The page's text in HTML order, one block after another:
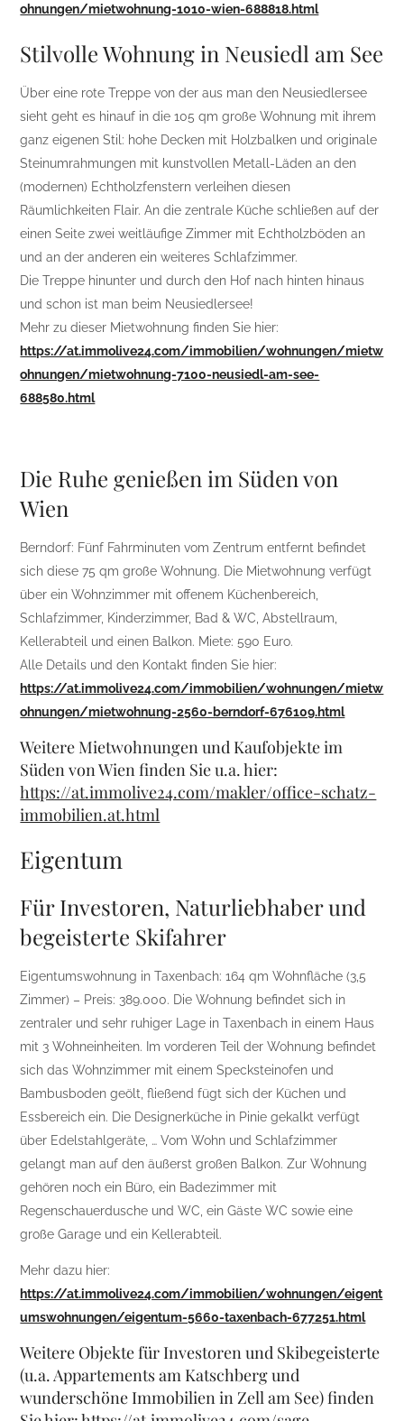
ohnungen/mietwohnung-1010-wien-688818.html
Stilvolle Wohnung in Neusiedl am See
Über eine rote Treppe von der aus man den Neusiedlersee
sieht geht es hinauf in die 105 qm große Wohnung mit ihrem
ganz eigenen Stil: hohe Decken mit Holzbalken und originale
Steinumrahmungen mit kunstvollen Metall-Läden an den
(modernen) Echtholzfenstern verleihen diesen
Räumlichkeiten Flair. An die zentrale Küche schließen auf der
einen Seite zwei weitläufige Zimmer mit Echtholzböden an
und an der anderen ein weiteres Schlafzimmer.
Die Treppe hinunter und durch den Hof nach hinten hinaus
und schon ist man beim Neusiedlersee!
Mehr zu dieser Mietwohnung finden Sie hier:
https://at.immolive24.com/immobilien/wohnungen/mietw
ohnungen/mietwohnung-7100-neusiedl-am-see-
688580.html
Die Ruhe genießen im Süden von
Wien
Berndorf: Fünf Fahrminuten vom Zentrum entfernt befindet
sich diese 75 qm große Wohnung. Die Mietwohnung verfügt
über ein Wohnzimmer mit offenem Küchenbereich,
Schlafzimmer, Kinderzimmer, Bad & WC, Abstellraum,
Kellerabteil und einen Balkon. Miete: 590 Euro.
Alle Details und den Kontakt finden Sie hier:
https://at.immolive24.com/immobilien/wohnungen/mietw
ohnungen/mietwohnung-2560-berndorf-676109.html
Weitere Mietwohnungen und Kaufobjekte im
Süden von Wien finden Sie u.a. hier:
https://at.immolive24.com/makler/office-schatz-
immobilien.at.html
Eigentum
Für Investoren, Naturliebhaber und
begeisterte Skifahrer
Eigentumswohnung in Taxenbach: 164 qm Wohnfläche (3,5
Zimmer) – Preis: 389.000. Die Wohnung befindet sich in
zentraler und sehr ruhiger Lage in Taxenbach in einem Haus
mit 3 Wohneinheiten. Im vorderen Teil der Wohnung befindet
sich das Wohnzimmer mit einem Specksteinofen und
Bambusboden geölt, fließend fügt sich der Küchen und
Essbereich ein. Die Designerküche in Pinie gekalkt verfügt
über Edelstahlgeräte, … Vom Wohn und Schlafzimmer
gelangt man auf den äußerst großen Balkon. Zur Wohnung
gehören noch ein Büro, ein Badezimmer mit
Regenschauerdusche und WC, ein Gäste WC sowie eine
große Garage und ein Kellerabteil.
Mehr dazu hier:
https://at.immolive24.com/immobilien/wohnungen/eigent
umswohnungen/eigentum-5660-taxenbach-677251.html
Weitere Objekte für Investoren und Skibegeisterte
(u.a. Appartements am Katschberg und
wunderschöne Immobilien in Zell am See) finden